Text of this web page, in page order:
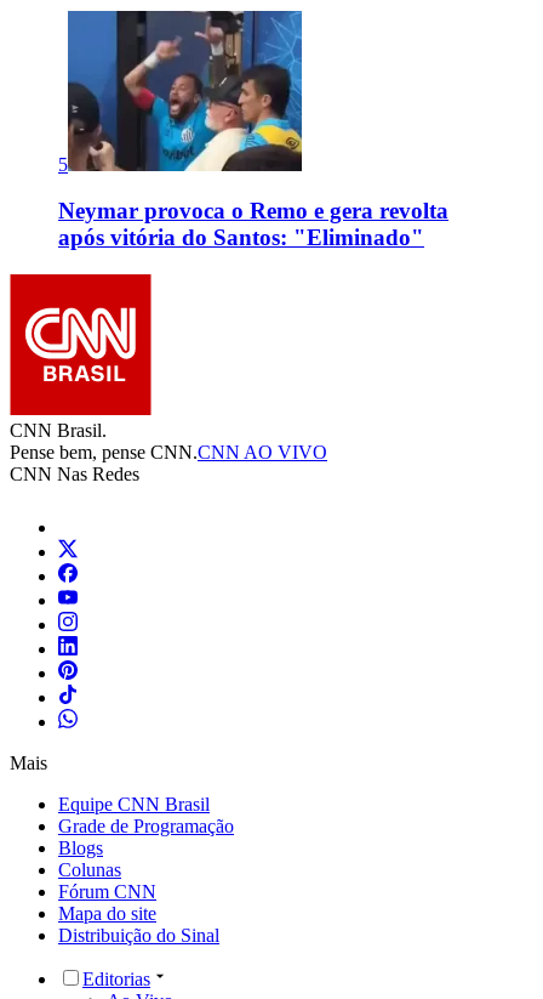
5
Neymar provoca o Remo e gera revolta
após vitória do Santos: "Eliminado"
CNN Brasil.
Pense bem, pense CNN.CNN AO VIVO
CNN Nas Redes
Mais
Equipe CNN Brasil
Grade de Programação
Blogs
Colunas
Fórum CNN
Mapa do site
Distribuição do Sinal
Editorias